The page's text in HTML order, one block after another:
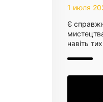
1 июля
Є
навіть